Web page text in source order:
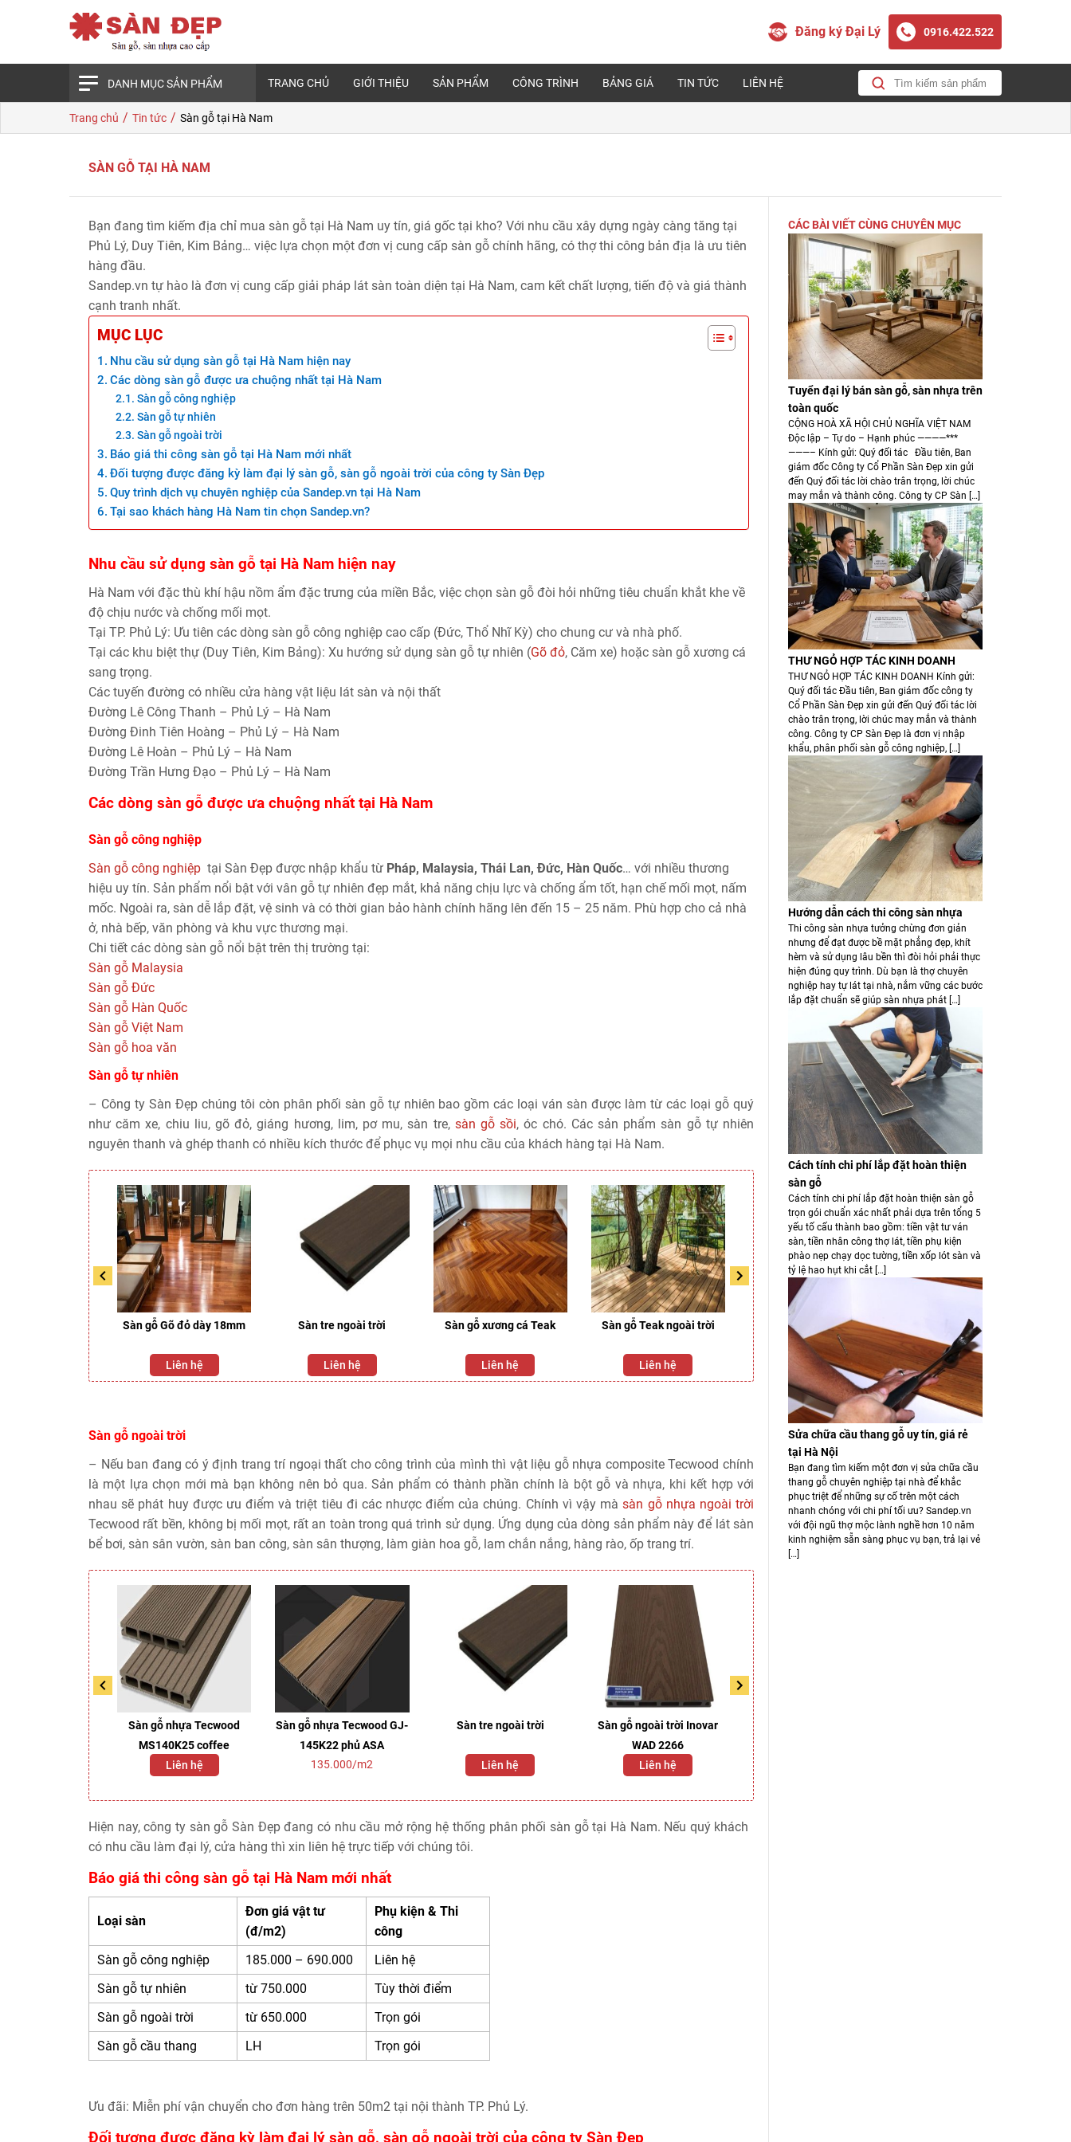
Đăng ký Đại Lý 0916.422.522
DANH MỤC SẢN PHẨM TRANG CHỦ GIỚI THIỆU SẢN PHẨM CÔNG TRÌNH BẢNG GIÁ TIN TỨC LIÊN HỆ
Trang chủ / Tin tức / Sàn gỗ tại Hà Nam
SÀN GỖ TẠI HÀ NAM
Bạn đang tìm kiếm địa chỉ mua sàn gỗ tại Hà Nam uy tín, giá gốc tại kho? Với nhu cầu xây dựng ngày càng tăng tại
Phủ Lý, Duy Tiên, Kim Bảng… việc lựa chọn một đơn vị cung cấp sàn gỗ chính hãng, có thợ thi công bản địa là ưu tiên
hàng đầu.
Sandep.vn tự hào là đơn vị cung cấp giải pháp lát sàn toàn diện tại Hà Nam, cam kết chất lượng, tiến độ và giá thành
cạnh tranh nhất.
MỤC LỤC
Nhu cầu sử dụng sàn gỗ tại Hà Nam hiện nay
Các dòng sàn gỗ được ưa chuộng nhất tại Hà Nam
Sàn gỗ công nghiệp
Sàn gỗ tự nhiên
Sàn gỗ ngoài trời
Báo giá thi công sàn gỗ tại Hà Nam mới nhất
Đối tượng được đăng kỳ làm đại lý sàn gỗ, sàn gỗ ngoài trời của công ty Sàn Đẹp
Quy trình dịch vụ chuyên nghiệp của Sandep.vn tại Hà Nam
Tại sao khách hàng Hà Nam tin chọn Sandep.vn?
Nhu cầu sử dụng sàn gỗ tại Hà Nam hiện nay
Hà Nam với đặc thù khí hậu nồm ẩm đặc trưng của miền Bắc, việc chọn sàn gỗ đòi hỏi những tiêu chuẩn khắt khe về
độ chịu nước và chống mối mọt.
Tại TP. Phủ Lý: Ưu tiên các dòng sàn gỗ công nghiệp cao cấp (Đức, Thổ Nhĩ Kỳ) cho chung cư và nhà phố.
Tại các khu biệt thự (Duy Tiên, Kim Bảng): Xu hướng sử dụng sàn gỗ tự nhiên (Gõ đỏ, Căm xe) hoặc sàn gỗ xương cá
sang trọng.
Các tuyến đường có nhiều cửa hàng vật liệu lát sàn và nội thất
Đường Lê Công Thanh – Phủ Lý – Hà Nam
Đường Đinh Tiên Hoàng – Phủ Lý – Hà Nam
Đường Lê Hoàn – Phủ Lý – Hà Nam
Đường Trần Hưng Đạo – Phủ Lý – Hà Nam
Các dòng sàn gỗ được ưa chuộng nhất tại Hà Nam
Sàn gỗ công nghiệp
Sàn gỗ công nghiệp tại Sàn Đẹp được nhập khẩu từ Pháp, Malaysia, Thái Lan, Đức, Hàn Quốc… với nhiều thương
hiệu uy tín. Sản phẩm nổi bật với vân gỗ tự nhiên đẹp mắt, khả năng chịu lực và chống ẩm tốt, hạn chế mối mọt, nấm
mốc. Ngoài ra, sàn dễ lắp đặt, vệ sinh và có thời gian bảo hành chính hãng lên đến 15 – 25 năm. Phù hợp cho cả nhà
ở, nhà bếp, văn phòng và khu vực thương mại.
Chi tiết các dòng sàn gỗ nổi bật trên thị trường tại:
Sàn gỗ Malaysia
Sàn gỗ Đức
Sàn gỗ Hàn Quốc
Sàn gỗ Việt Nam
Sàn gỗ hoa văn
Sàn gỗ tự nhiên
– Công ty Sàn Đẹp chúng tôi còn phân phối sàn gỗ tự nhiên bao gồm các loại ván sàn được làm từ các loại gỗ quý
như căm xe, chiu liu, gõ đỏ, giáng hương, lim, pơ mu, sàn tre, sàn gỗ sồi, óc chó. Các sản phẩm sàn gỗ tự nhiên
nguyên thanh và ghép thanh có nhiều kích thước để phục vụ mọi nhu cầu của khách hàng tại Hà Nam.
Sàn gỗ Gõ đỏ dày 18mm
Liên hệ
Sàn tre ngoài trời
Liên hệ
Sàn gỗ xương cá Teak
Liên hệ
Sàn gỗ Teak ngoài trời
Liên hệ
Sàn gỗ Gõ đỏ ghép mặt
Liên hệ
Sàn gỗ lim Lào dày 18mm
Liên hệ
Sàn gỗ ngoài trời
– Nếu ban đang có ý định trang trí ngoại thất cho công trình của mình thì vật liệu gỗ nhựa composite Tecwood chính
là một lựa chọn mới mà bạn không nên bỏ qua. Sản phẩm có thành phần chính là bột gỗ và nhựa, khi kết hợp với
nhau sẽ phát huy được ưu điểm và triệt tiêu đi các nhược điểm của chúng. Chính vì vậy màsàn gỗ nhựa ngoài trời
Tecwood rất bền, không bị mối mọt, rất an toàn trong quá trình sử dụng. Ứng dụng của dòng sản phẩm này để lát sàn
bể bơi, sàn sân vườn, sàn ban công, sàn sân thượng, làm giàn hoa gỗ, lam chắn nắng, hàng rào, ốp trang trí.
Sàn gỗ nhựa Tecwood
MS140K25 coffee
Liên hệ
Sàn gỗ nhựa Tecwood GJ-
145K22 phủ ASA
135.000/m2
Sàn tre ngoài trời
Liên hệ
Sàn gỗ ngoài trời Inovar
WAD 2266
Liên hệ
Hiện nay, công ty sàn gỗ Sàn Đẹp đang có nhu cầu mở rộng hệ thống phân phối sàn gỗ tại Hà Nam. Nếu quý khách
có nhu cầu làm đại lý, cửa hàng thì xin liên hệ trực tiếp với chúng tôi.
Báo giá thi công sàn gỗ tại Hà Nam mới nhất
Loại sàn
Đơn giá vật tư
(đ/m2)
Phụ kiện & Thi
công
Sàn gỗ công nghiệp
185.000 – 690.000
Liên hệ
Sàn gỗ tự nhiên
từ 750.000
Tùy thời điểm
Sàn gỗ ngoài trời
từ 650.000
Trọn gói
Sàn gỗ cầu thang
LH Trọn gói
Ưu đãi: Miễn phí vận chuyển cho đơn hàng trên 50m2 tại nội thành TP. Phủ Lý.
Đối tượng được đăng kỳ làm đại lý sàn gỗ, sàn gỗ ngoài trời của công ty Sàn Đẹp
CÁC BÀI VIẾT CÙNG CHUYÊN MỤC
Tuyển đại lý bán sàn gỗ, sàn nhựa trên
toàn quốc
CỘNG HOÀ XÃ HỘI CHỦ NGHĨA VIỆT NAM
Độc lập – Tự do – Hạnh phúc ————***
———– Kính gửi: Quý đối tác Đầu tiên, Ban
giám đốc Công ty Cổ Phần Sàn Đẹp xin gửi
đến Quý đối tác lời chào trân trọng, lời chúc
may mắn và thành công. Công ty CP Sàn […]
THƯ NGỎ HỢP TÁC KINH DOANH
THƯ NGỎ HỢP TÁC KINH DOANH Kính gửi:
Quý đối tác Đầu tiên, Ban giám đốc công ty
Cổ Phần Sàn Đẹp xin gửi đến Quý đối tác lời
chào trân trọng, lời chúc may mắn và thành
công. Công ty CP Sàn Đẹp là đơn vị nhập
khẩu, phân phối sàn gỗ công nghiệp, […]
Hướng dẫn cách thi công sàn nhựa
Thi công sàn nhựa tưởng chừng đơn giản
nhưng để đạt được bề mặt phẳng đẹp, khít
hèm và sử dụng lâu bền thì đòi hỏi phải thực
hiện đúng quy trình. Dù bạn là thợ chuyên
nghiệp hay tự lát tại nhà, nắm vững các bước
lắp đặt chuẩn sẽ giúp sàn nhựa phát […]
Cách tính chi phí lắp đặt hoàn thiện
sàn gỗ
Cách tính chi phí lắp đặt hoàn thiện sàn gỗ
trọn gói chuẩn xác nhất phải dựa trên tổng 5
yếu tố cấu thành bao gồm: tiền vật tư ván
sàn, tiền nhân công thợ lát, tiền phụ kiện
phào nẹp chạy dọc tường, tiền xốp lót sàn và
tỷ lệ hao hụt khi cắt […]
Sửa chữa cầu thang gỗ uy tín, giá rẻ
tại Hà Nội
Bạn đang tìm kiếm một đơn vị sửa chữa cầu
thang gỗ chuyên nghiệp tại nhà để khắc
phục triệt để những sự cố trên một cách
nhanh chóng với chi phí tối ưu? Sandep.vn
với đội ngũ thợ mộc lành nghề hơn 10 năm
kinh nghiệm sẵn sàng phục vụ bạn, trả lại vẻ
[…]